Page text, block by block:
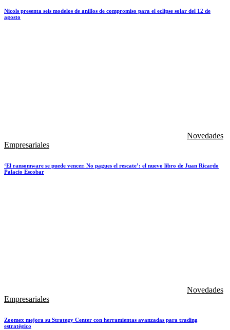
Nicols presenta seis modelos de anillos de compromiso para el eclipse solar del 12 de
agosto
Novedades
Empresariales
‘El ransomware se puede vencer. No pagues el rescate’: el nuevo libro de Juan Ricardo
Palacio Escobar
Novedades
Empresariales
Zoomex mejora su Strategy Center con herramientas avanzadas para trading
estratégico